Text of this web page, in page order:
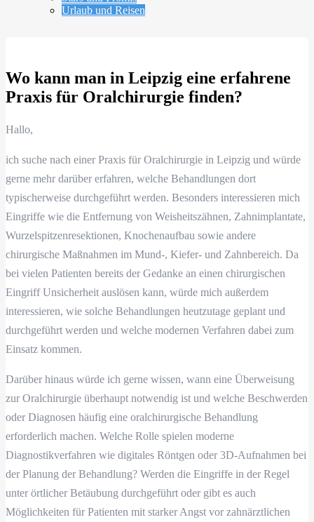
Urlaub und Reisen
Wo kann man in Leipzig eine erfahrene
Praxis für Oralchirurgie finden?
Hallo,
ich suche nach einer Praxis für Oralchirurgie in Leipzig und würde
gerne mehr darüber erfahren, welche Behandlungen dort
typischerweise durchgeführt werden. Besonders interessieren mich
Eingriffe wie die Entfernung von Weisheitszähnen, Zahnimplantate,
Wurzelspitzenresektionen, Knochenaufbau sowie andere
chirurgische Maßnahmen im Mund-, Kiefer- und Zahnbereich. Da
bei vielen Patienten bereits der Gedanke an einen chirurgischen
Eingriff Unsicherheit auslösen kann, würde mich außerdem
interessieren, wie solche Behandlungen heutzutage geplant und
durchgeführt werden und welche modernen Verfahren dabei zum
Einsatz kommen.
Darüber hinaus würde ich gerne wissen, wann eine Überweisung
zur Oralchirurgie überhaupt notwendig ist und welche Beschwerden
oder Diagnosen häufig eine oralchirurgische Behandlung
erforderlich machen. Welche Rolle spielen moderne
Diagnostikverfahren wie digitales Röntgen oder 3D-Aufnahmen bei
der Planung der Behandlung? Werden die Eingriffe in der Regel
unter örtlicher Betäubung durchgeführt oder gibt es auch
Möglichkeiten für Patienten mit starker Angst vor zahnärztlichen